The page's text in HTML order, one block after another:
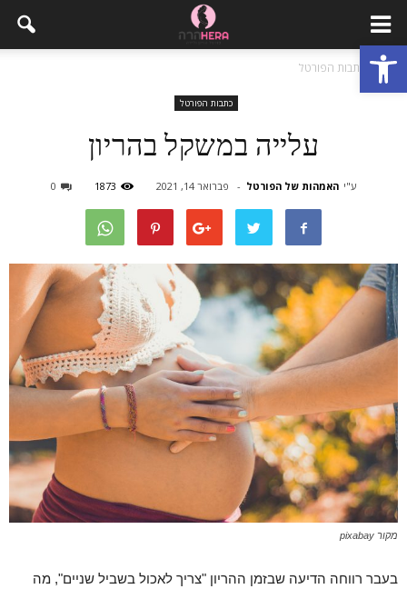
פתח סרגל נגישות
בית כתבות הפורטל
כתבות הפורטל
עלייה במשקל בהריון
ע"י האמהות של הפורטל - פברואר 14, 2021 1873
0
מקור pixabay
בעבר רווחה הדיעה שבזמן ההריון "צריך לאכול בשביל שניים", מה